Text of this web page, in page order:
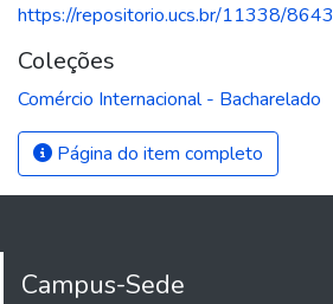
https://repositorio.ucs.br/11338/8643
Coleções
Comércio Internacional - Bacharelado
Página do item completo
Campus-Sede